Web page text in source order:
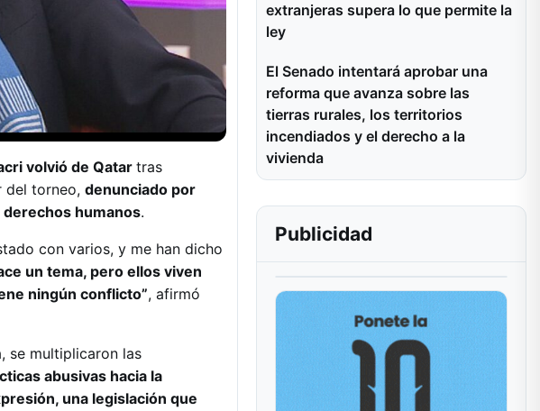
volvió de Qatartras
del torneo, denunciado por
humanos.
con varios, y me han dicho
un tema, pero ellos viven
ningún conflicto”, afirmó
se multiplicaron las
abusivas hacia la
una legislación que
extranjeras supera lo que permite la
ley
El Senado intentará aprobar una
reforma que avanza sobre las
tierras rurales, los territorios
incendiados y el derecho a la
vivienda
Publicidad